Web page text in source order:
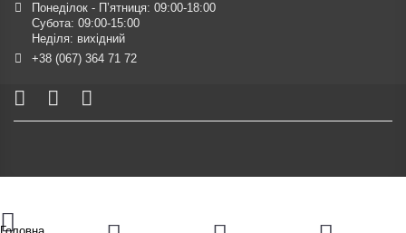
Понеділок - П’ятниця: 09:00-18:00
Субота: 09:00-15:00
Неділя: вихідний
+38 (067) 364 71 72